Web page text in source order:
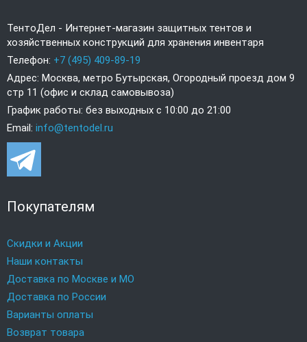
ТентоДел - Интернет-магазин защитных тентов и
хозяйственных конструкций для хранения инвентаря
Телефон: +7 (495) 409-89-19
Адрес: Москва, метро Бутырская, Огородный проезд дом 9
стр 11 (офис и склад самовывоза)
График работы: без выходных с 10:00 до 21:00
Email: info@tentodel.ru
Покупателям
Скидки и Акции
Наши контакты
Доставка по Москве и МО
Доставка по России
Варианты оплаты
Возврат товара